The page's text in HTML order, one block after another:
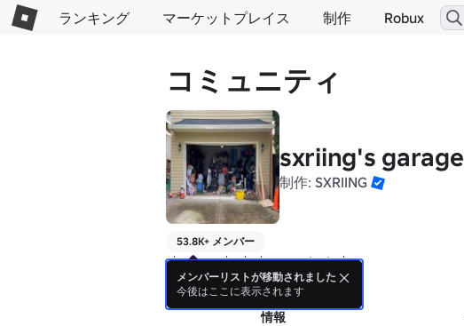
ランキング マーケットプレイス 制作 Robux
コミュニティ
sxriing's garage
制作: SXRIING
53.8K+ メンバー
always rushed, always untested
詳細
情報
メンバーリストが移動されました
今後はここに表示されます